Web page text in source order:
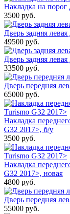
Накладка на
3500 руб.
Дверь задняя
49500 руб.
Дверь задняя
33500 руб.
Дверь передняя
65000 руб.
Накладка
G32 2017>, б/у
3500 руб.
Накладка
G32 2017>, новая
4800 руб.
Дверь передняя
55000 руб.